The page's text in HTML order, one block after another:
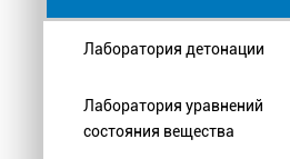
Лаборатория детонации
Лаборатория уравнений
состояния вещества